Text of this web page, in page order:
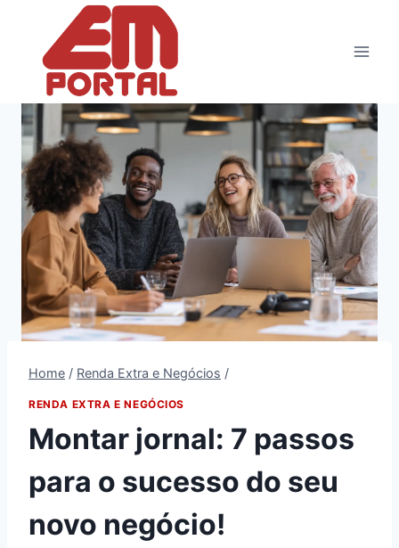
Conteúdo
Home / Renda Extra e Negócios /
RENDA EXTRA E NEGÓCIOS
Montar jornal: 7 passos
para o sucesso do seu
novo negócio!